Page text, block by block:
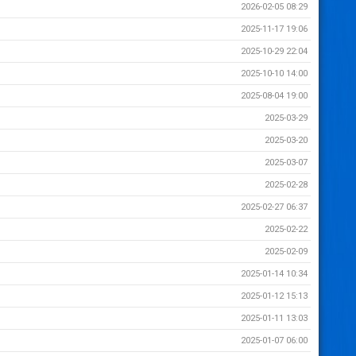
2026-02-05 08:29
2025-11-17 19:06
2025-10-29 22:04
2025-10-10 14:00
2025-08-04 19:00
2025-03-29
2025-03-20
2025-03-07
2025-02-28
2025-02-27 06:37
2025-02-22
2025-02-09
2025-01-14 10:34
2025-01-12 15:13
2025-01-11 13:03
2025-01-07 06:00